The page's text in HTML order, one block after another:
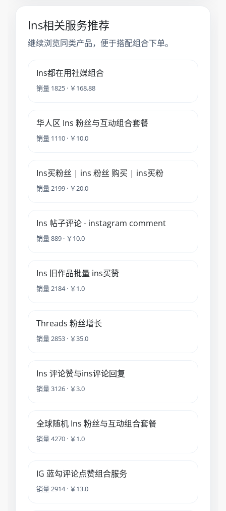
Ins相关服务推荐
继续浏览同类产品，便于搭配组合下单。
Ins都在用社媒组合
销量 1825 · ￥168.88
华人区 Ins 粉丝与互动组合套餐
销量 1110 · ￥10.0
Ins买粉丝 | ins 粉丝 购买 | ins买粉
销量 2199 · ￥20.0
Ins 帖子评论 - instagram comment
销量 889 · ￥10.0
Ins 旧作品批量 ins买赞
销量 2184 · ￥1.0
Threads 粉丝增长
销量 2853 · ￥35.0
Ins 评论赞与ins评论回复
销量 3126 · ￥3.0
全球随机 Ins 粉丝与互动组合套餐
销量 4270 · ￥1.0
IG 蓝勾评论点赞组合服务
销量 2914 · ￥13.0